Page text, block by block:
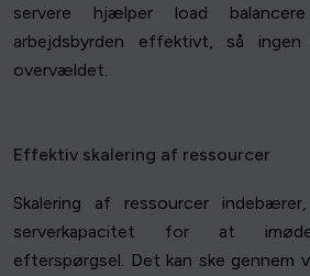
servere hjælper load
arbejdsbyrden effektivt, så
overvældet.
Effektiv skalering af ressourcer
Skalering af ressourcer
serverkapacitet for at
efterspørgsel. Det kan ske gennem